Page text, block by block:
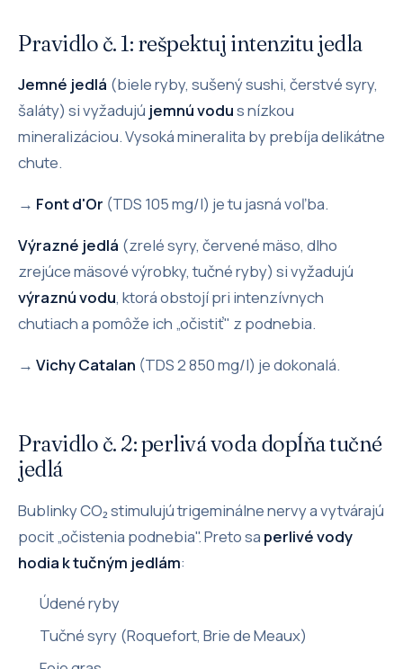
Pravidlo č. 1: rešpektuj intenzitu jedla
Jemné jedlá (biele ryby, sušený sushi, čerstvé syry,
šaláty) si vyžadujú jemnú vodus nízkou
mineralizáciou. Vysoká mineralita by prebíja delikátne
chute.
→ Font d'Or (TDS 105 mg/l) je tu jasná voľba.
Výrazné jedlá (zrelé syry, červené mäso, dlho
zrejúce mäsové výrobky, tučné ryby) si vyžadujú
výraznú vodu, ktorá obstojí pri intenzívnych
chutiach a pomôže ich „očistiť" z podnebia.
→ Vichy Catalan (TDS 2 850 mg/l) je dokonalá.
Pravidlo č. 2: perlivá voda dopĺňa tučné
jedlá
Bublinky CO₂ stimulujú trigeminálne nervy a vytvárajú
pocit „očistenia podnebia". Preto sa perlivé vody
hodia k tučným jedlám:
Údené ryby
Tučné syry (Roquefort, Brie de Meaux)